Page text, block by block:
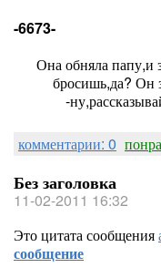
-6673-
Она обняла папу,и
бросишь,да? Он
-
комментарии: 0
Без заголовка
11-02-2011 16:32
Это цитата сообщения
сообщение